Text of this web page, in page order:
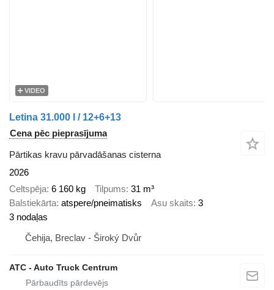
VIDEO
Letina 31.000 l / 12+6+13
Cena pēc pieprasījuma
Pārtikas kravu pārvadāšanas cisterna
2026
Celtspēja 6 160 kg Tilpums 31 m³
Balstiekārta atspere/pneimatisks Asu skaits 3
3 nodaļas
Čehija, Breclav - Široký Dvůr
ATC - Auto Truck Centrum